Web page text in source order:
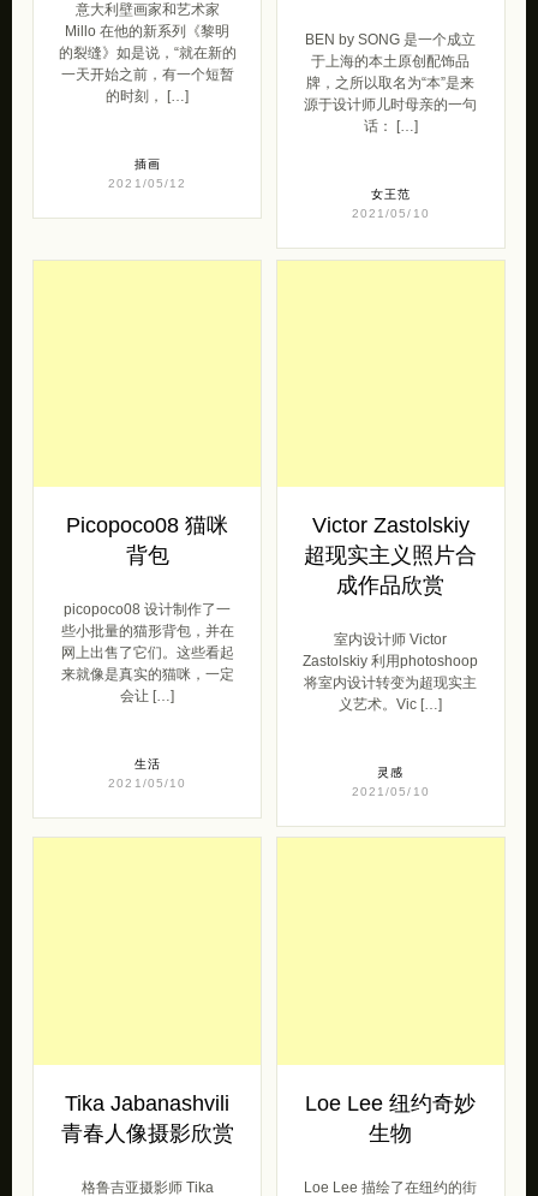
意大利壁画家和艺术家
Millo 在他的新系列《黎明
的裂缝》如是说，“就在新的
一天开始之前，有一个短暂
的时刻， […]
插画
2021/05/12
BEN by SONG 是一个成立
于上海的本土原创配饰品
牌，之所以取名为“本”是来
源于设计师儿时母亲的一句
话： […]
女王范
2021/05/10
Picopoco08 猫咪
背包
picopoco08 设计制作了一
些小批量的猫形背包，并在
网上出售了它们。这些看起
来就像是真实的猫咪，一定
会让 […]
生活
2021/05/10
Victor Zastolskiy
超现实主义照片合
成作品欣赏
室内设计师 Victor
Zastolskiy 利用photoshoop
将室内设计转变为超现实主
义艺术。Vic […]
灵感
2021/05/10
Tika Jabanashvili
青春人像摄影欣赏
格鲁吉亚摄影师 Tika
Loe Lee 纽约奇妙
生物
Loe Lee 描绘了在纽约的街